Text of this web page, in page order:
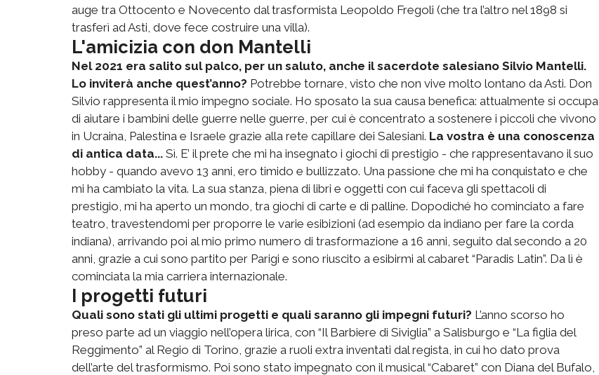
auge tra Ottocento e Novecento dal trasformista Leopoldo Fregoli (che tra l’altro nel 1898 si
trasferì ad Asti, dove fece costruire una villa).
L'amicizia con don Mantelli
Nel 2021 era salito sul palco, per un saluto, anche il sacerdote salesiano Silvio Mantelli.
Lo inviterà anche quest’anno? Potrebbe tornare, visto che non vive molto lontano da Asti. Don
Silvio rappresenta il mio impegno sociale. Ho sposato la sua causa benefica: attualmente si occupa
di aiutare i bambini delle guerre nelle guerre, per cui è concentrato a sostenere i piccoli che vivono
in Ucraina, Palestina e Israele grazie alla rete capillare dei Salesiani. La vostra è una conoscenza
di antica data... Sì. E’ il prete che mi ha insegnato i giochi di prestigio - che rappresentavano il suo
hobby - quando avevo 13 anni, ero timido e bullizzato. Una passione che mi ha conquistato e che
mi ha cambiato la vita. La sua stanza, piena di libri e oggetti con cui faceva gli spettacoli di
prestigio, mi ha aperto un mondo, tra giochi di carte e di palline. Dopodiché ho cominciato a fare
teatro, travestendomi per proporre le varie esibizioni (ad esempio da indiano per fare la corda
indiana), arrivando poi al mio primo numero di trasformazione a 16 anni, seguito dal secondo a 20
anni, grazie a cui sono partito per Parigi e sono riuscito a esibirmi al cabaret “Paradis Latin”. Da lì è
cominciata la mia carriera internazionale.
I progetti futuri
Quali sono stati gli ultimi progetti e quali saranno gli impegni futuri? L’anno scorso ho
preso parte ad un viaggio nell’opera lirica, con “Il Barbiere di Siviglia” a Salisburgo e “La figlia del
Reggimento” al Regio di Torino, grazie a ruoli extra inventati dal regista, in cui ho dato prova
dell’arte del trasformismo. Poi sono stato impegnato con il musical “Cabaret” con Diana del Bufalo,